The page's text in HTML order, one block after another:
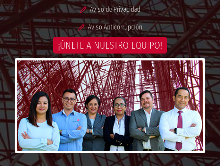
Aviso de Privacidad
Aviso Anticorrupción
¡ÚNETE A NUESTRO EQUIPO!